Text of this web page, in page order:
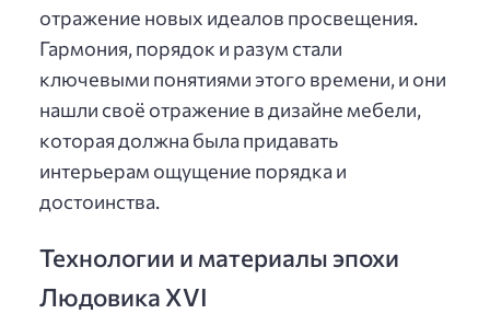
отражение новых идеалов просвещения.
Гармония, порядок и разум стали
ключевыми понятиями этого времени, и они
нашли своё отражение в дизайне мебели,
которая должна была придавать
интерьерам ощущение порядка и
достоинства.
Технологии и материалы эпохи
Людовика XVI